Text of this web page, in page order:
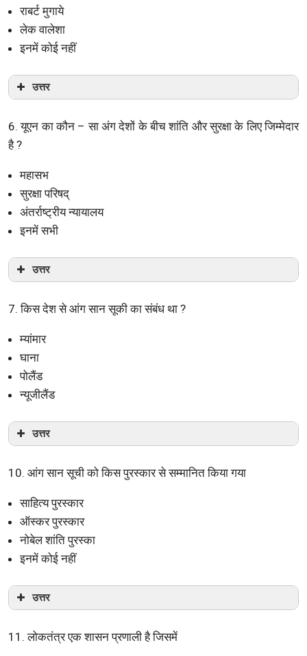
राबर्ट मुगाये
लेक वालेशा
इनमें कोई नहीं
उत्तर
6. यूएन का कौन – सा अंग देशों के बीच शांति और सुरक्षा के लिए जिम्मेदार
है ?
महासभ
सुरक्षा परिषद्
अंतर्राष्ट्रीय न्यायालय
इनमें सभी
उत्तर
7. किस देश से आंग सान सूकी का संबंध था ?
म्यांमार
घाना
पोलैंड
न्यूजीलैंड
उत्तर
10. आंग सान सूची को किस पुरस्कार से सम्मानित किया गया
साहित्य पुरस्कार
ऑस्कर पुरस्कार
नोबेल शांति पुरस्का
इनमें कोई नहीं
उत्तर
11. लोकतंत्र एक शासन प्रणाली है जिसमें